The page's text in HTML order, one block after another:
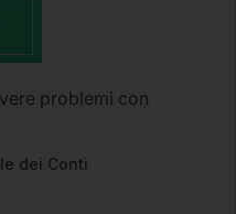
problemi con
dei Conti